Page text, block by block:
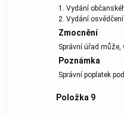
1. Vydání
2. Vydání
Zmocnění
Správní úřad
Poznámka
Správní poplatek
Položka 9